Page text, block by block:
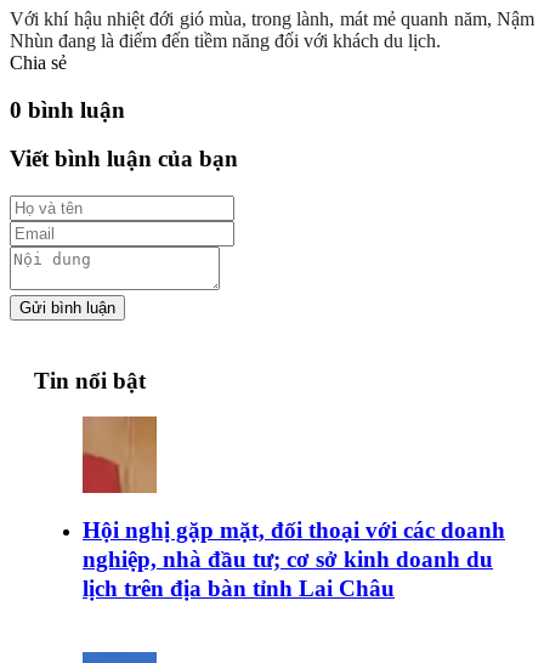
Với khí hậu nhiệt đới gió mùa, trong lành, mát mẻ quanh năm, Nậm
Nhùn đang là điểm đến tiềm năng đối với khách du lịch.
Chia sẻ
0 bình luận
Viết bình luận của bạn
Gửi bình luận
Tin nổi bật
Hội nghị gặp mặt, đối thoại với các doanh
nghiệp, nhà đầu tư; cơ sở kinh doanh du
lịch trên địa bàn tỉnh Lai Châu